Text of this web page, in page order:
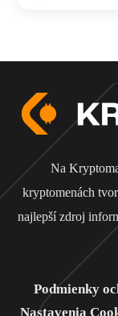
Na
kryptomenách
najlepší zdroj
Podmienky
Nastavenia